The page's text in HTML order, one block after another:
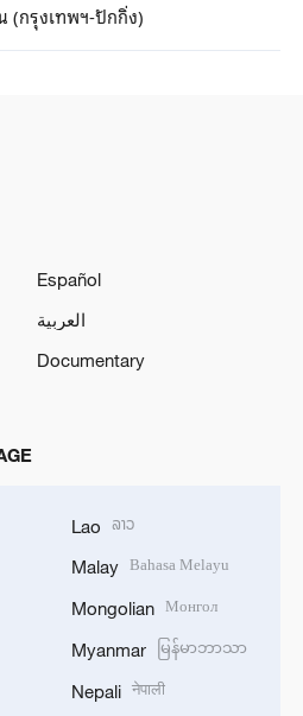
(กรุงเทพฯ-ปักกิ่ง)
Español
العربية
Documentary
Lao ລາວ
Malay Bahasa Melayu
Mongolian Монгол
Myanmar မြန်မာဘာသာ
Nepali नेपाली